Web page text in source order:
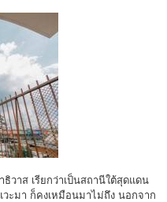
วาส เรียกว่าเป็นสถานีใต้สุดแดน
ะมา ก็คงเหมือนมาไม่ถึง นอกจาก